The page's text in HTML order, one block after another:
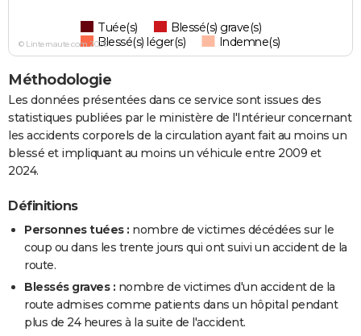
Tuée(s)
Blessé(s) grave(s)
Blessé(s) léger(s)
Indemne(s)
© Linternaute.com 2026
Méthodologie
Les données présentées dans ce service sont issues des
statistiques publiées par le ministère de l'Intérieur concernant
les accidents corporels de la circulation ayant fait au moins un
blessé et impliquant au moins un véhicule entre 2009 et
2024.
Définitions
Personnes tuées : nombre de victimes décédées sur le
coup ou dans les trente jours qui ont suivi un accident de la
route.
Blessés graves : nombre de victimes d'un accident de la
route admises comme patients dans un hôpital pendant
plus de 24 heures à la suite de l'accident.